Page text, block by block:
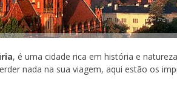
, é uma cidade rica em história e
nada na sua viagem, aqui estão os